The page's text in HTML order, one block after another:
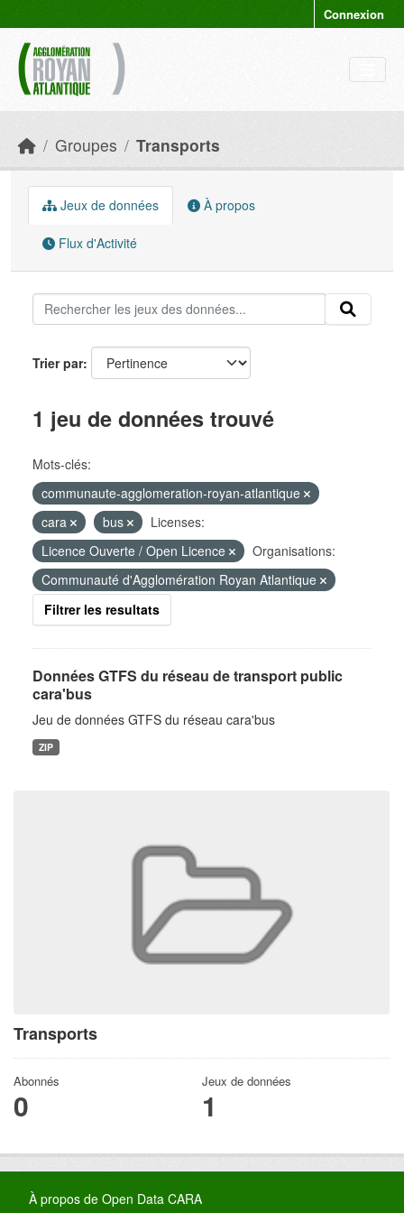
Connexion
Groupes Transports
Transports
Abonnés
0
Jeux de données
1
Jeux de données À propos
Flux d'Activité
Trier par
1 jeu de données trouvé
Mots-clés:
communaute-agglomeration-royan-atlantique
cara
bus
Licenses:
Licence Ouverte / Open Licence
Organisations:
Communauté d'Agglomération Royan Atlantique
Filtrer les resultats
Données GTFS du réseau de transport public
cara'bus
Jeu de données GTFS du réseau cara'bus
ZIP
À propos de Open Data CARA